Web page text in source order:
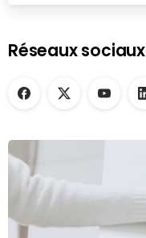
Réseaux sociaux